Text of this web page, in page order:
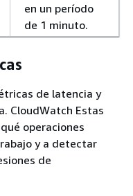
en un período
de 1 minuto.
de latencia y
CloudWatch Estas
operaciones
y a detectar
de